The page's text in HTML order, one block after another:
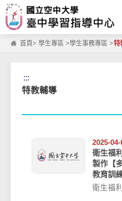
跳到主要內容區塊
:::
首頁>學生專區 >學生事務專區 >特
:::
特教輔導
2025-04-
衛生福
製作【
教育訓
衛生福